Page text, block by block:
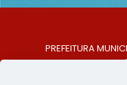
PREFEITURA